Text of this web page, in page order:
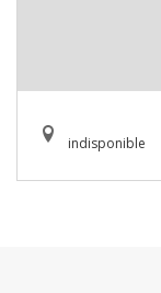
indisponible